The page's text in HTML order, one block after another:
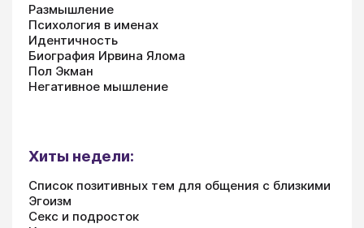
Размышление
Психология в именах
Идентичность
Биография Ирвина Ялома
Пол Экман
Негативное мышление
Хиты недели:
Список позитивных тем для общения с близкими
Эгоизм
Секс и подросток